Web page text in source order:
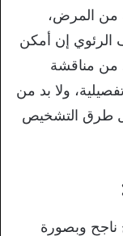
من المرض،
الرئوي إن أمكن
من مناقشة
ولا بد من
طرق التشخيص
ناجح وبصورة